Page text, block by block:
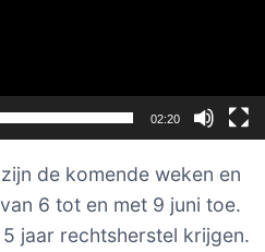
02:20
de komende weken en
6 tot en met 9 juni toe.
jaar rechtsherstel krijgen.